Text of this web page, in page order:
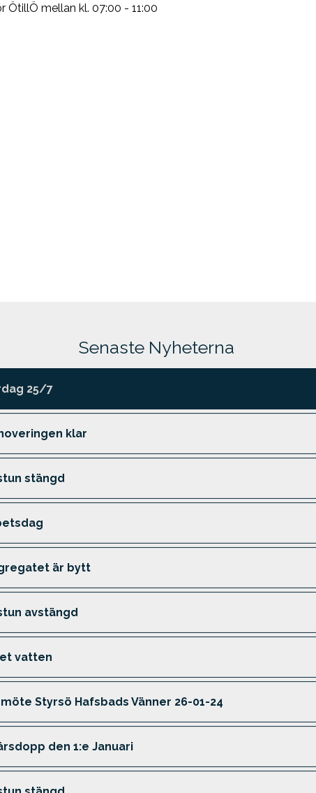
ÖtillÖ mellan kl. 07:00 - 11:00
Senaste Nyheterna
25/7
klar
stängd
är bytt
avstängd
vatten
Styrsö Hafsbads Vänner 26-01-24
den 1:e Januari